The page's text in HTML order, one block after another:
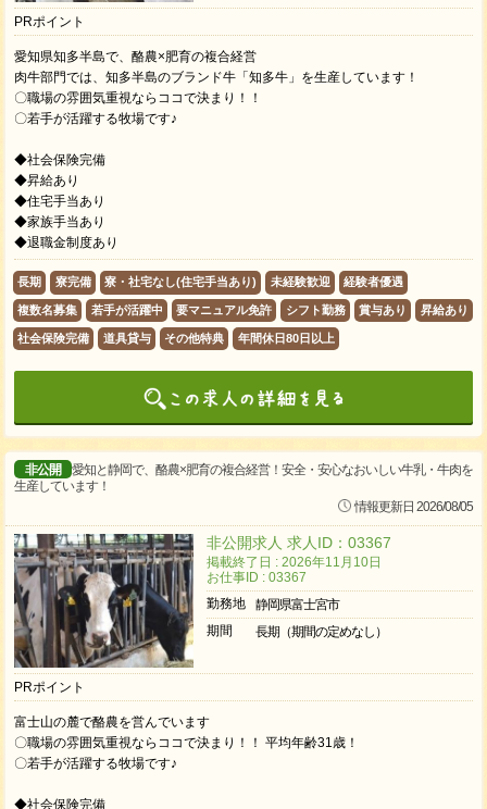
PRポイント
愛知県知多半島で、酪農×肥育の複合経営
肉牛部門では、知多半島のブランド牛「知多牛」を生産しています！
〇職場の雰囲気重視ならココで決まり！！
〇若手が活躍する牧場です♪
◆社会保険完備
◆昇給あり
◆住宅手当あり
◆家族手当あり
◆退職金制度あり
長期 寮完備 寮・社宅なし(住宅手当あり) 未経験歓迎 経験者優遇
複数名募集 若手が活躍中 要マニュアル免許 シフト勤務 賞与あり 昇給あり
社会保険完備 道具貸与 その他特典 年間休日80日以上
非公開
愛知と静岡で、酪農×肥育の複合経営！安全・安心なおいしい牛乳・牛肉を
生産しています！
情報更新日 2026/08/05
非公開求人 求人ID：03367
掲載終了日 : 2026年11月10日
お仕事ID : 03367
勤務地
静岡県富士宮市
期間
長期（期間の定めなし）
PRポイント
富士山の麓で酪農を営んでいます
〇職場の雰囲気重視ならココで決まり！！ 平均年齢31歳！
〇若手が活躍する牧場です♪
◆社会保険完備